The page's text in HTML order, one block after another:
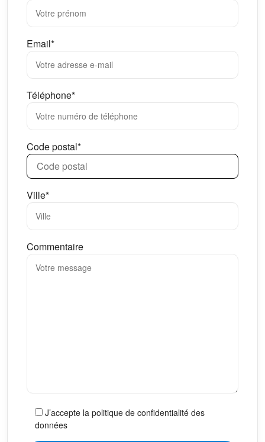
Email*
Téléphone*
Code postal*
Ville*
Commentaire
J’accepte la politique de confidentialité des
données